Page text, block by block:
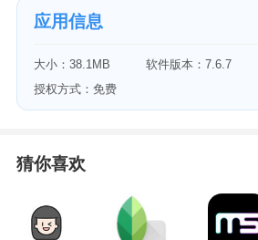
应用信息
大小：38.1MB 软件版本：7.6.7
授权方式：免费
猜你喜欢